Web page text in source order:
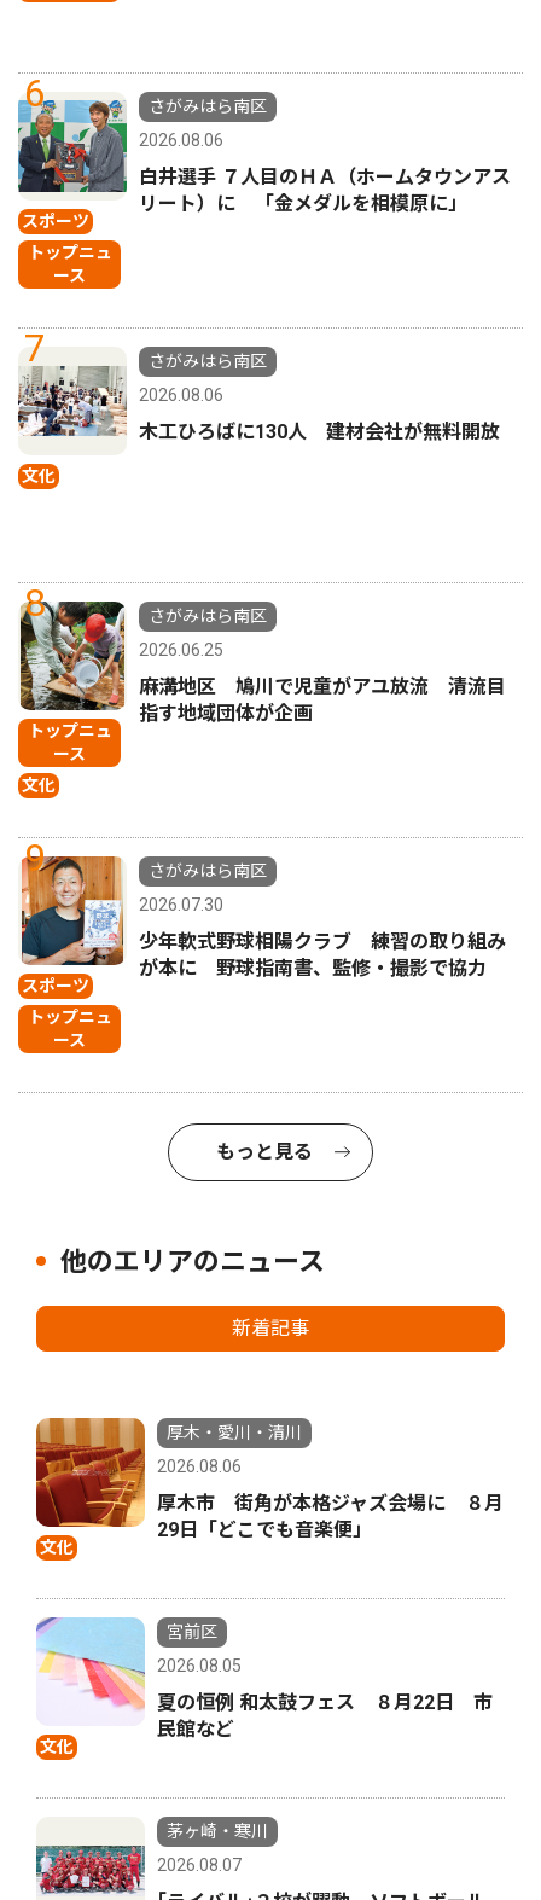
6
スポーツ
トップニュ
ース
さがみはら南区
2026.08.06
白井選手 ７人目のＨＡ（ホームタウンアス
リート）に 「金メダルを相模原に」
7
文化
さがみはら南区
2026.08.06
木工ひろばに130人 建材会社が無料開放
8
トップニュ
ース
文化
さがみはら南区
2026.06.25
麻溝地区 鳩川で児童がアユ放流 清流目
指す地域団体が企画
9
スポーツ
トップニュ
ース
さがみはら南区
2026.07.30
少年軟式野球相陽クラブ 練習の取り組み
が本に 野球指南書、監修・撮影で協力
もっと見る
他のエリアのニュース
新着記事
文化
厚木・愛川・清川
2026.08.06
厚木市 街角が本格ジャズ会場に ８月
29日「どこでも音楽便」
文化
宮前区
2026.08.05
夏の恒例 和太鼓フェス ８月22日 市
民館など
茅ヶ崎・寒川
2026.08.07